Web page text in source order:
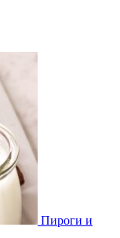
Пироги и